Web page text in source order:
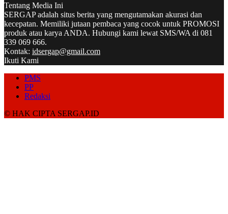
Tentang Media Ini
SERGAP adalah situs berita yang mengutamakan akurasi dan
kecepatan. Memiliki jutaan pembaca yang cocok untuk PROMOSI
produk atau karya ANDA. Hubungi kami lewat SMS/WA di 081
339 069 666.
Kontak: idsergap@gmail.com
Ikuti Kami
PMS
PP
Redaksi
© HAK CIPTA SERGAP.ID